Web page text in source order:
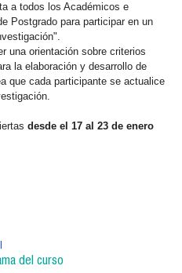
a todos los Académicos e
Postgrado para participar en un
una orientación sobre criterios
la elaboración y desarrollo de
que cada participante se actualice
desde el 17 al 23 de enero
del curso